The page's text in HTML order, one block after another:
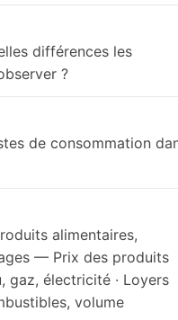
différences les
?
de consommation
alimentaires,
— Prix des produits
gaz, électricité · Loyers
volume